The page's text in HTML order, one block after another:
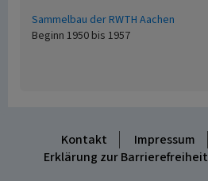
Sammelbau der RWTH Aachen
Beginn 1950 bis 1957
Kontakt Impressum
Erklärung zur Barrierefreiheit